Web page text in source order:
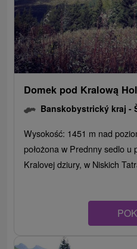
Domek pod Kralową
Banskobystrický kraj -
Wysokość: 1451 m nad
położona w Prednny sedlo u
Kralovej dziury, w Niskich